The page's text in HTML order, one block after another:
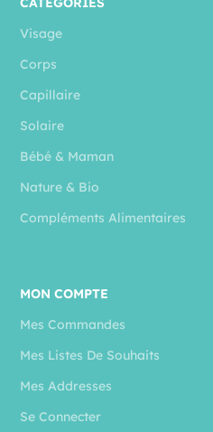
Visage
Corps
Capillaire
Solaire
Bébé & Maman
Nature & Bio
Compléments Alimentaires
MON COMPTE
Mes Commandes
Mes Listes De Souhaits
Mes Addresses
Se Connecter